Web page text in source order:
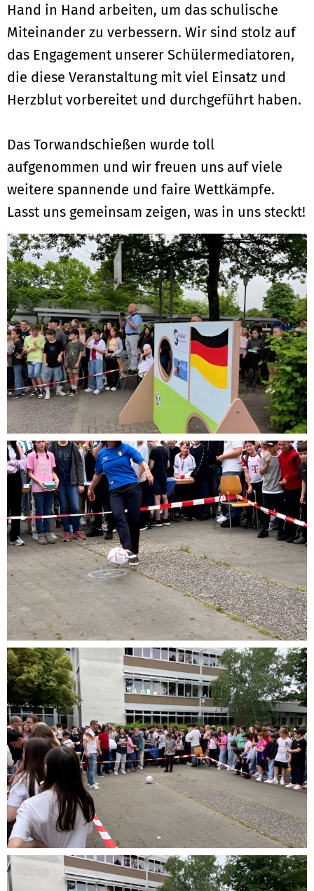
Hand in Hand arbeiten, um das schulische
Miteinander zu verbessern. Wir sind stolz auf
das Engagement unserer Schülermediatoren,
die diese Veranstaltung mit viel Einsatz und
Herzblut vorbereitet und durchgeführt haben.
Das Torwandschießen wurde toll
aufgenommen und wir freuen uns auf viele
weitere spannende und faire Wettkämpfe.
Lasst uns gemeinsam zeigen, was in uns steckt!